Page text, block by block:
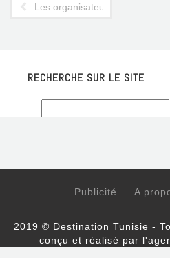
Les organisateurs de
RECHERCHE SUR LE SITE
Publicité A
2019 © Destination Tunisie -
conçu et réalisé par